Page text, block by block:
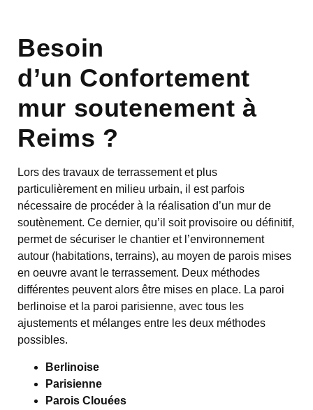
Besoin
d’un Confortement
mur soutenement à
Reims ?
Lors des travaux de terrassement et plus
particulièrement en milieu urbain, il est parfois
nécessaire de procéder à la réalisation d’un mur de
soutènement. Ce dernier, qu’il soit provisoire ou définitif,
permet de sécuriser le chantier et l’environnement
autour (habitations, terrains), au moyen de parois mises
en oeuvre avant le terrassement. Deux méthodes
différentes peuvent alors être mises en place. La paroi
berlinoise et la paroi parisienne, avec tous les
ajustements et mélanges entre les deux méthodes
possibles.
Berlinoise
Parisienne
Parois Clouées